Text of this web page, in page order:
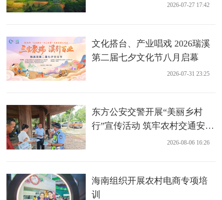
2026-07-27 17:42
文化搭台、产业唱戏 2026瑞溪
第二届七夕文化节八月启幕
2026-07-31 23:25
东方公安交警开展“美丽乡村
行”宣传活动 筑牢农村交通安全
2026-08-06 16:26
海南组织开展农村电商专项培
训